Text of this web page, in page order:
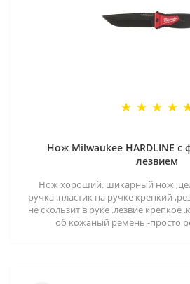
Нож Milwaukee HARDLINE
лезвием
Нож хороший. шикарный нож
ручка .пластик на ручке крепкий
не скользит в руке .лезвие крепкое
об кожаный ремень -просто